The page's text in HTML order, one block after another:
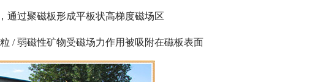
通过聚磁板形成平板状高梯度磁场区
/ 弱磁性矿物受磁场力作用被吸附在磁板表面